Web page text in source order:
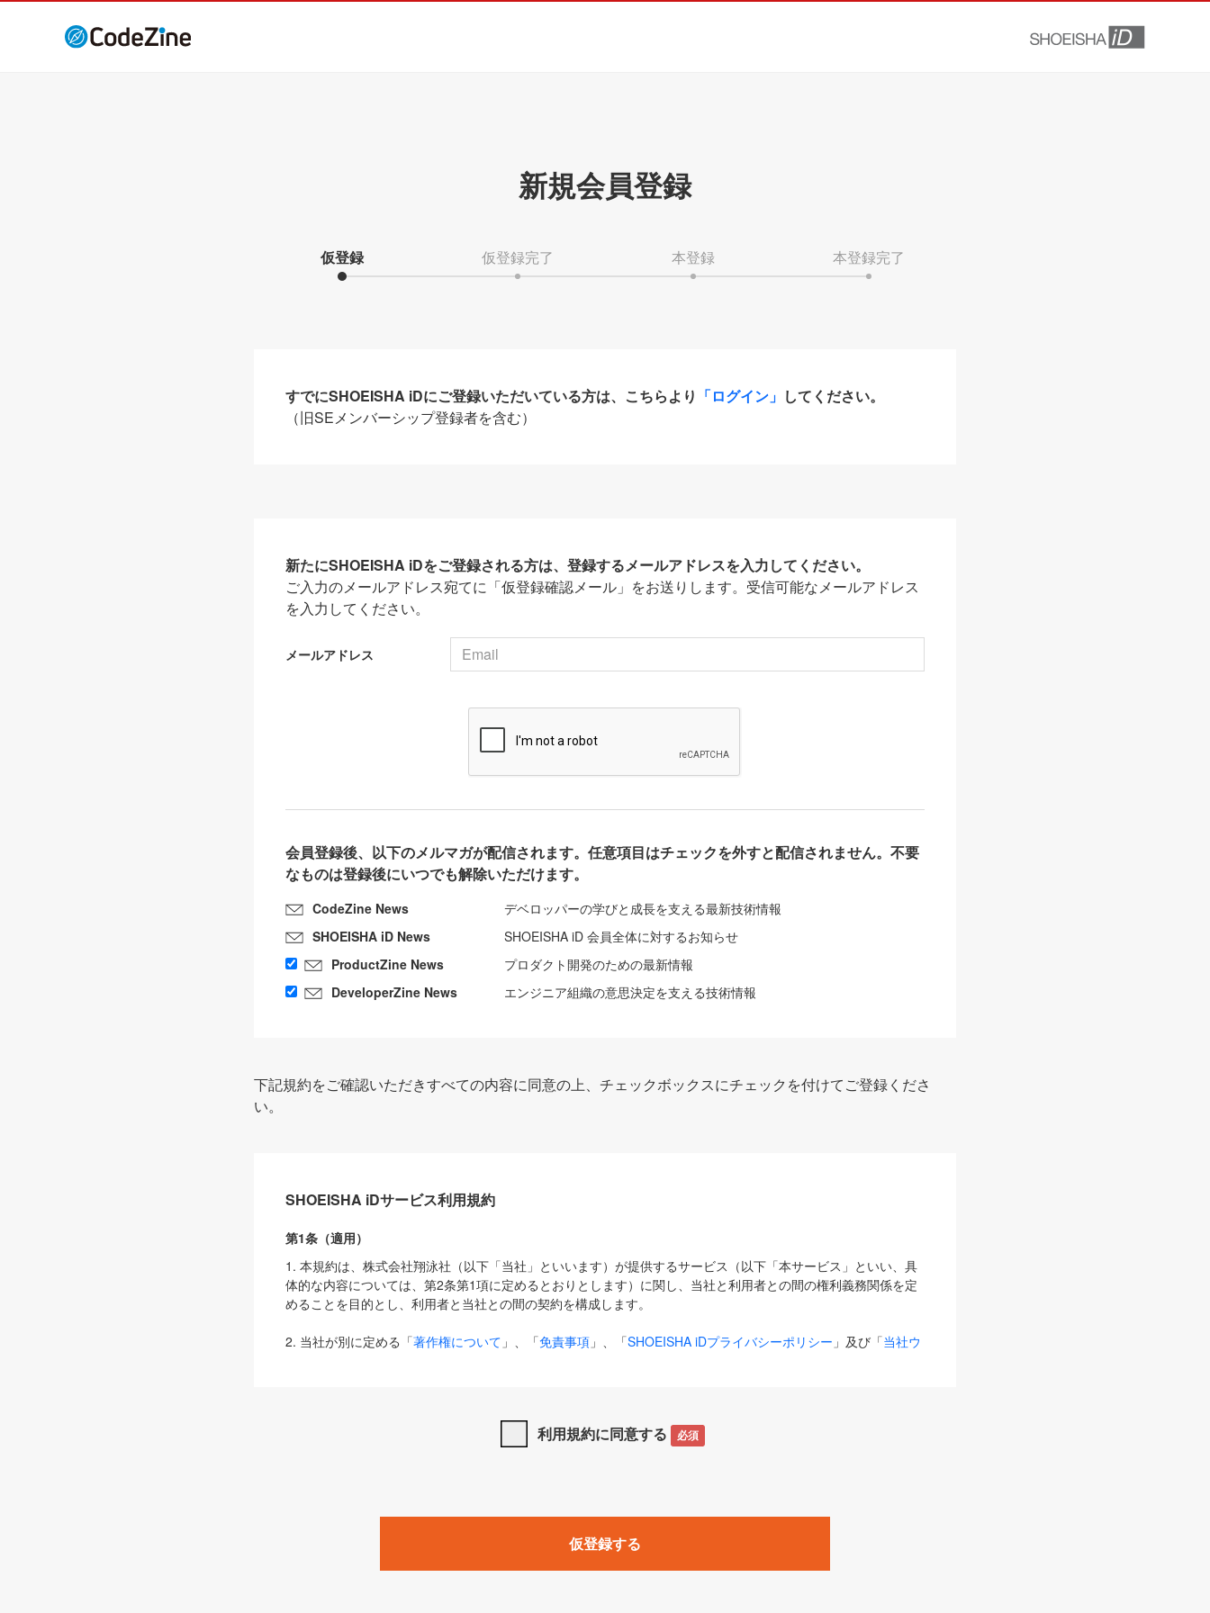
新規会員登録
仮登録 仮登録完了 本登録 本登録完了
すでにSHOEISHA iDにご登録いただいている方は、こちらより 「ログイン」 してください。
（旧SEメンバーシップ登録者を含む）
新たにSHOEISHA iDをご登録される方は、登録するメールアドレスを入力してください。
ご入力のメールアドレス宛てに「仮登録確認メール」をお送りします。受信可能なメールアドレス
を入力してください。
メールアドレス
会員登録後、以下のメルマガが配信されます。任意項目はチェックを外すと配信されません。不要
なものは登録後にいつでも解除いただけます。
CodeZine News
デベロッパーの学びと成長を支える最新技術情報
SHOEISHA iD News
SHOEISHA iD 会員全体に対するお知らせ
ProductZine News
プロダクト開発のための最新情報
DeveloperZine News
エンジニア組織の意思決定を支える技術情報
下記規約をご確認いただきすべての内容に同意の上、チェックボックスにチェックを付けてご登録くださ
い。
SHOEISHA iDサービス利用規約
第1条（適用）
1. 本規約は、株式会社翔泳社（以下「当社」といいます）が提供するサービス（以下「本サービス」といい、具
体的な内容については、第2条第1項に定めるとおりとします）に関し、当社と利用者との間の権利義務関係を定
めることを目的とし、利用者と当社との間の契約を構成します。
2. 当社が別に定める「著作権について 」、「免責事項 」、「SHOEISHA iDプライバシーポリシー 」及び「当社ウ
は、本規約の規定が優先して適用されるものとします。
1. 「本サービス」とは、当社が提供する以下のサービス（名称や内容が変更された場合、変更後のサービスを含
みます）及びこれらサービスに関連して当社が実施するイベントやキャンペーンをいいます。
「SEBook」「SEShop」「CodeZine」「MarkeZine」「EnterpriseZine」「ECzine」「Biz/Zine」「HRzine」
利用規約に同意する 必須
仮登録する